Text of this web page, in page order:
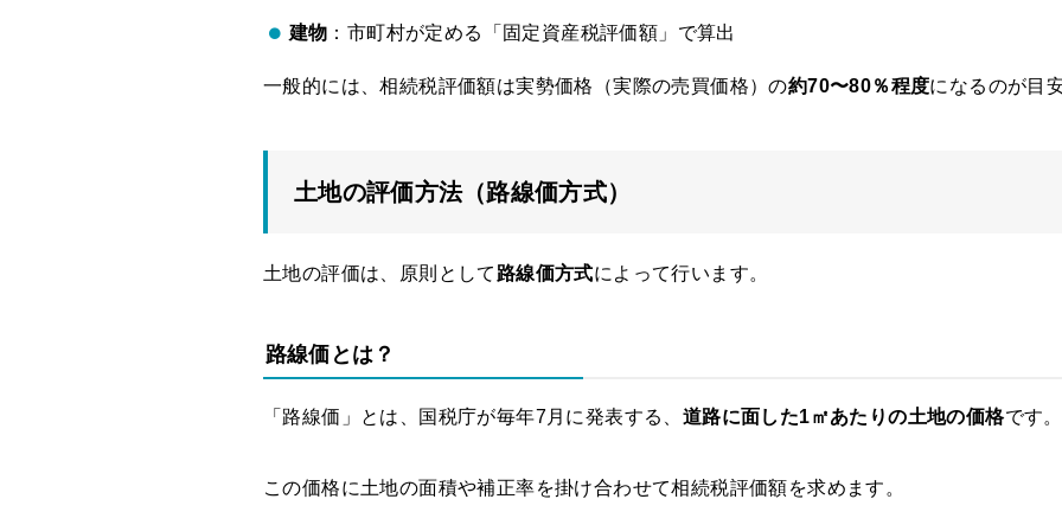
建物 ：市町村が定める「固定資産税評価額」で算出
一般的には、相続税評価額は実勢価格（実際の売買価格）の約70〜80％程度になるのが目
土地の評価方法（路線価方式）
土地の評価は、原則として 路線価方式によって行います。
路線価とは？
「路線価」とは、国税庁が毎年7月に発表する、 道路に面した1㎡あたりの土地の価格です。
この価格に土地の面積や補正率を掛け合わせて相続税評価額を求めます。